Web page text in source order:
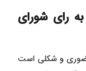
رای شورای
و شکلی است